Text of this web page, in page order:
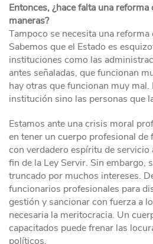
Entonces, ¿hace falta una reforma
maneras?
Tampoco se necesita una
Sabemos que el Estado es
instituciones como las
antes señaladas, que funcionan
hay otras que funcionan muy mal.
institución sino las personas que
Estamos ante una crisis moral
en tener un cuerpo profesional
con verdadero espíritu de servicio
fin de la Ley Servir. Sin embargo,
truncado por muchos intereses.
funcionarios profesionales para
gestión y sancionar con fuerza a
necesaria la meritocracia. Un
capacitados puede frenar las
políticos.